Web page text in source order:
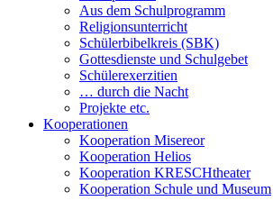
Aus dem Schulprogramm
Religionsunterricht
Schülerbibelkreis (SBK)
Gottesdienste und Schulgebet
Schülerexerzitien
… durch die Nacht
Projekte etc.
Kooperationen
Kooperation Misereor
Kooperation Helios
Kooperation KRESCHtheater
Kooperation Schule und Museum